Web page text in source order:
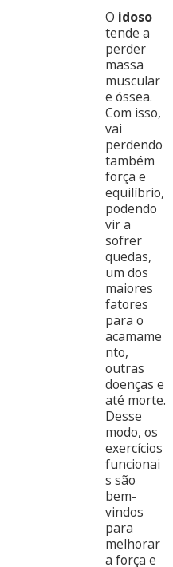
O idoso
tende a
perder
massa
muscular
e óssea.
Com isso,
vai
perdendo
também
força e
equilíbrio,
podendo
vir a
sofrer
quedas,
um dos
maiores
fatores
para o
acamame
nto,
outras
doenças e
até morte.
Desse
modo, os
exercícios
funcionai
s são
bem-
vindos
para
melhorar
a força e